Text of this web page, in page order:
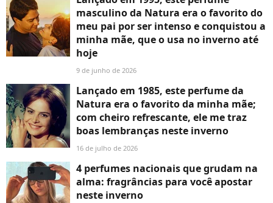
masculino da Natura era o favorito do
meu pai por ser intenso e conquistou a
minha mãe, que o usa no inverno até
hoje
9 de junho de 2026
Lançado em 1985, este perfume da
Natura era o favorito da minha mãe;
com cheiro refrescante, ele me traz
boas lembranças neste inverno
16 de julho de 2026
4 perfumes nacionais que grudam na
alma: fragrâncias para você apostar
neste inverno